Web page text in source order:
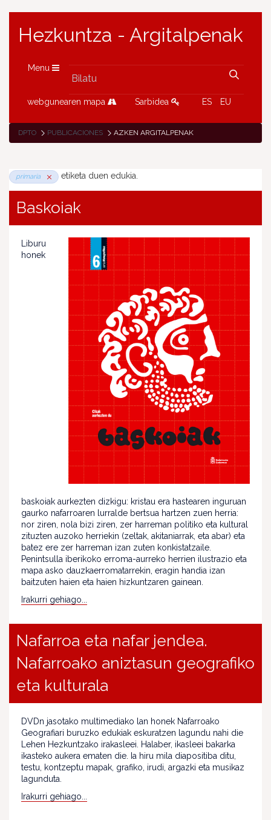
Hezkuntza - Argitalpenak
Menu
webgunearen mapa Sarbidea ES EU
DPTO PUBLICACIONES AZKEN ARGITALPENAK
primaria etiketa duen edukia.
Baskoiak
Liburu
honek
baskoiak aurkezten dizkigu: kristau era hastearen inguruan
gaurko nafarroaren lurralde bertsua hartzen zuen herria:
nor ziren, nola bizi ziren, zer harreman politiko eta kultural
zituzten auzoko herriekin (zeltak, akitaniarrak, eta abar) eta
batez ere zer harreman izan zuten konkistatzaile.
Penintsulla iberikoko erroma-aurreko herrien ilustrazio eta
mapa asko dauzkaerromatarrekin, eragin handia izan
baitzuten haien eta haien hizkuntzaren gainean.
Irakurri gehiago...
Nafarroa eta nafar jendea.
Nafarroako aniztasun geografiko
eta kulturala
DVDn jasotako multimediako lan honek Nafarroako
Geografiari buruzko edukiak eskuratzen lagundu nahi die
Lehen Hezkuntzako irakasleei. Halaber, ikasleei bakarka
ikasteko aukera ematen die. Ia hiru mila diapositiba ditu,
testu, kontzeptu mapak, grafiko, irudi, argazki eta musikaz
lagunduta.
Irakurri gehiago...